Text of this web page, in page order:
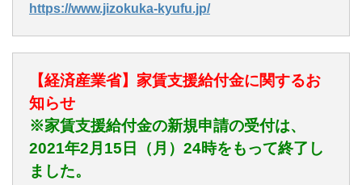
https://www.jizokuka-kyufu.jp/
【経済産業省】家賃支援給付金に関するお
知らせ
※家賃支援給付金の新規申請の受付は、
2021年2月15日（月）24時をもって終了し
ました。